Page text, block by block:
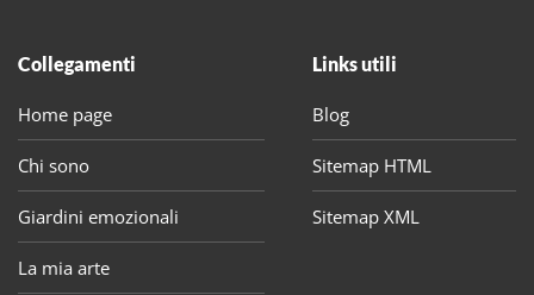
Collegamenti
Home page
Chi sono
Giardini emozionali
La mia arte
Links utili
Blog
Sitemap HTML
Sitemap XML